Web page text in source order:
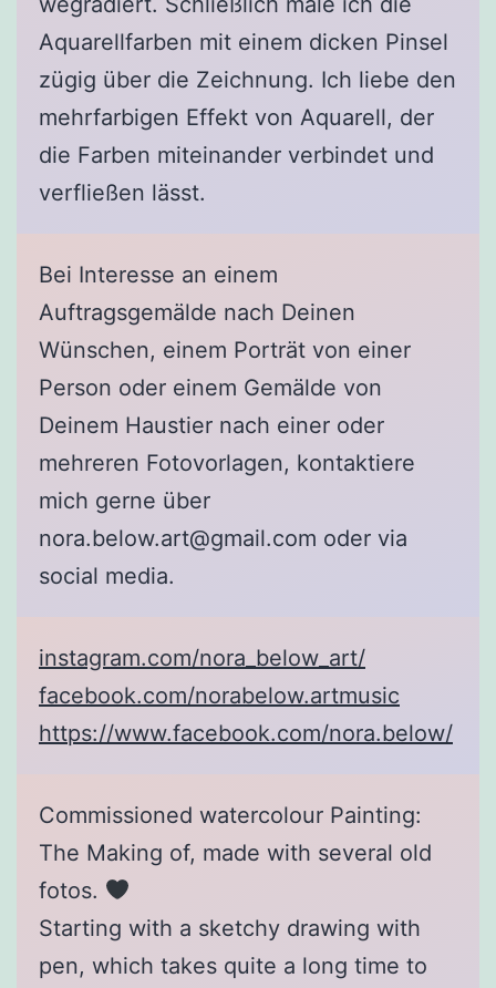
Aquarellfarben mit einem dicken Pinsel
zügig über die Zeichnung. Ich liebe den
mehrfarbigen Effekt von Aquarell, der
die Farben miteinander verbindet und
verfließen lässt.
Bei Interesse an einem
Auftragsgemälde nach Deinen
Wünschen, einem Porträt von einer
Person oder einem Gemälde von
Deinem Haustier nach einer oder
mehreren Fotovorlagen, kontaktiere
mich gerne über
nora.below.art@gmail.com oder via
social media.
instagram.com/nora_below_art/
facebook.com/norabelow.artmusic
https://www.facebook.com/nora.below/
Commissioned watercolour Painting:
The Making of, made with several old
fotos.
Starting with a sketchy drawing with
pen, which takes quite a long time to